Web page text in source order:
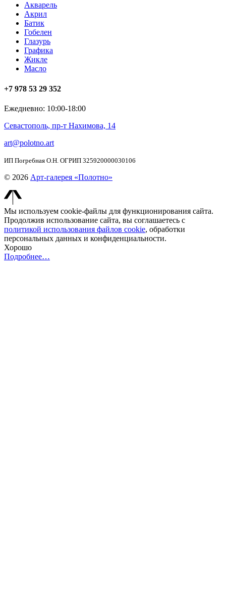
Акварель
Акрил
Батик
Гобелен
Глазурь
Графика
Жикле
Масло
+7 978 53 29 352
Ежедневно: 10:00-18:00
Севастополь, пр-т Нахимова, 14
art@polotno.art
ИП Погребная О.Н. ОГРИП 325920000030106
© 2026 Арт-галерея «Полотно»
Мы используем cookie-файлы для функционирования сайта.
Продолжив использование сайта, вы соглашаетесь с
политикой использования файлов cookie, обработки
персональных данных и конфиденциальности.
Хорошо
Подробнее…